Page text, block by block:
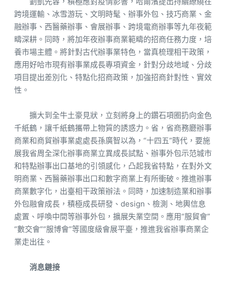
跨境運輸、冰雪游玩、文明時髦、辦事外包、技巧商業、金
融辦事、西醫藥辦事、會展辦事、跨境電商辦事等九年夜範
疇深耕。同時，將加年夜辦事商業範疇的招商任務力度，培
養市場主體。將針對古代辦事業特色，當真梳理相干政策，
應用好哈市現有辦事業成長專項資金，針對分歧地域、分歧
項目提出差別化、特點化招商政策，加強招商針對性、實效
性。
擴大到全牛土豪見狀，立刻將身上的鑽石項圈扔向金色
千紙鶴，讓千紙鶴攜帶上物質的誘惑力。省，省商務廳辦事
商業和商貿辦事業處處長孫廣智以為，“十四五”時代，要施
展我省周全深化辦事商業立異成長試點、辦事外包示范城市
和特點辦事出口基地的引領感化，凸起我省特點，在對外文
明商業、西醫藥辦事出口和數字商業上有所衝破。推進辦事
商業數字化，出臺相干政策辦法。同時，加速制造業和辦事
外包融會成長，積極成長研發、design、檢測、地輿信息
處置、呼喚中間等辦事外包，擴展失業空間。應用“服貿會”
“數交會”“服博會”等國度級會展平臺，推進我省辦事商業企
業走出往。
消息鏈接